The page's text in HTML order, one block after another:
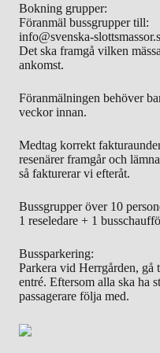
Bokning grupper:
Föranmäl bussgrupper till:
info@svenska-
Det ska framgå vilken
ankomst.
Föranmälningen behöver
veckor innan.
Medtag korrekt
resenärer framgår och
så fakturerar vi efteråt.
Bussgrupper över 10
1 reseledare + 1
Bussparkering:
Parkera vid Herrgården, gå
entré. Eftersom alla ska ha
passagerare följa med.